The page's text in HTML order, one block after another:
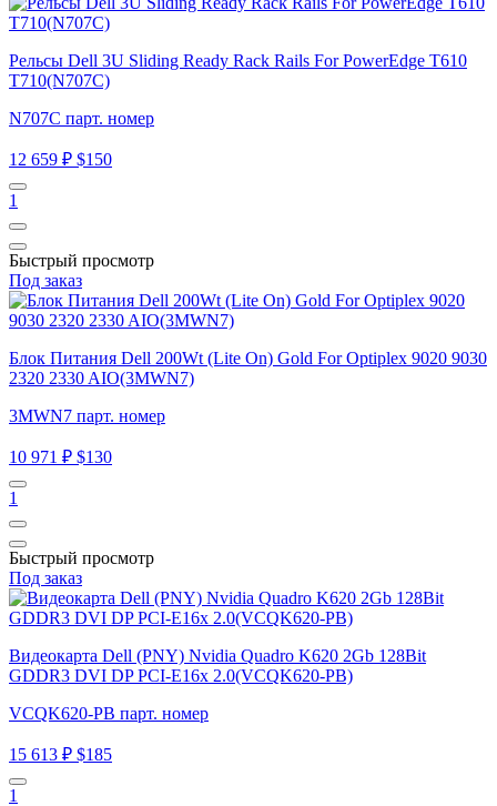
Рельсы Dell 3U Sliding Ready Rack Rails For PowerEdge T610
T710(N707C)
N707C парт. номер
12 659 ₽ $150
1
Быстрый просмотр
Под заказ
Блок Питания Dell 200Wt (Lite On) Gold For Optiplex 9020 9030
2320 2330 AIO(3MWN7)
3MWN7 парт. номер
10 971 ₽ $130
1
Быстрый просмотр
Под заказ
Видеокарта Dell (PNY) Nvidia Quadro K620 2Gb 128Bit
GDDR3 DVI DP PCI-E16x 2.0(VCQK620-PB)
VCQK620-PB парт. номер
15 613 ₽ $185
1